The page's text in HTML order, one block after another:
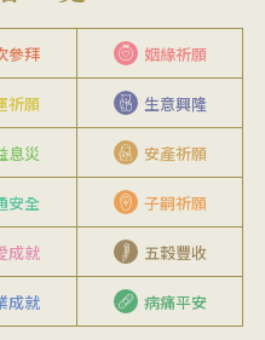
參拜 姻緣祈願
祈願 生意興隆
息災 安產祈願
安全 子嗣祈願
成就 五穀豐收
成就 病痛平安